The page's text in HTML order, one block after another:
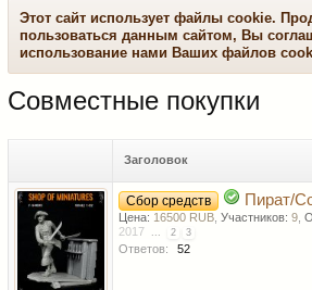
Этот сайт использует файлы cookie.
пользоваться данным сайтом, Вы
использование нами Ваших файлов
Совместные покупки
Заголовок
Сбор средств Пират/
Цена: 16500 RUB Участников: 9
2017
... 2 3
Ответов: 52